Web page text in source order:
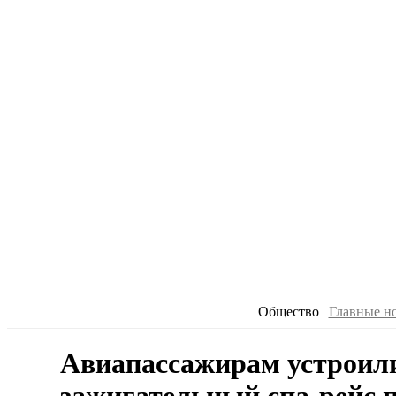
Общество | Главные
Авиапассажирам